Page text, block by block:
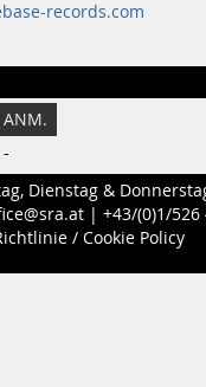
records.com
ANM.
-
Dienstag &
| +43/(0)1/526
/ Cookie Policy